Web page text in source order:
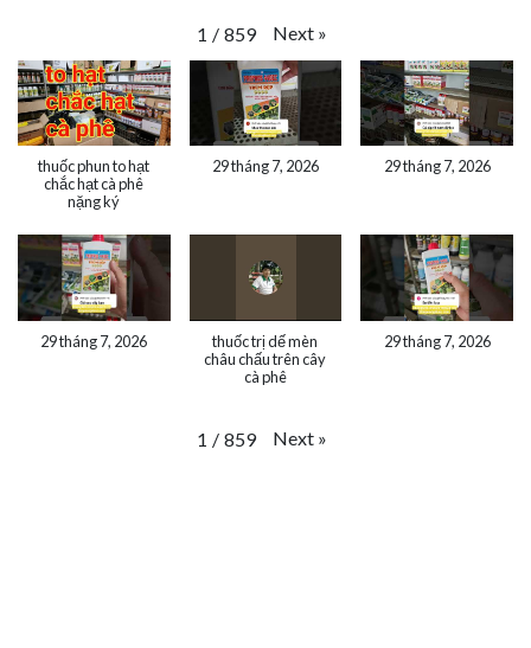
1 / 859 Next »
thuốc phun to hạt
chắc hạt cà phê
nặng ký
29 tháng 7, 2026 29 tháng 7, 2026
29 tháng 7, 2026
thuốc trị dế mèn
châu chấu trên cây
cà phê
29 tháng 7, 2026
1 / 859 Next »